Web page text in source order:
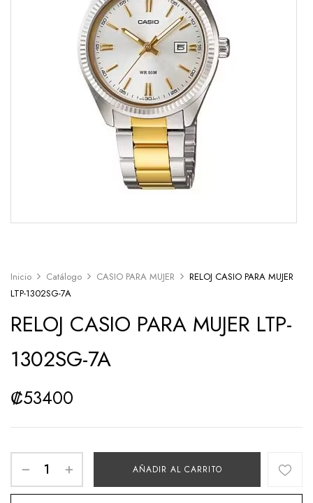
Inicio Catálogo CASIO PARA MUJER
RELOJ CASIO PARA MUJER
LTP-1302SG-7A
RELOJ CASIO PARA MUJER LTP-
1302SG-7A
₡53400
AÑADIR AL CARRITO